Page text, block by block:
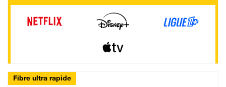
Fibre ultra rapide